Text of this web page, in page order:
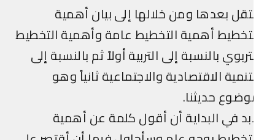
بعدها ومن خلالها إلى بيان أهمية
أهمية التخطيط عامة وأهمية التخطيط
بالنسبة إلى التربية أولاً ثم بالنسبة إلى
الاقتصادية والاجتماعية ثانياً وهو
حديثنا.
في البداية أن أقول كلمة عن أهمية